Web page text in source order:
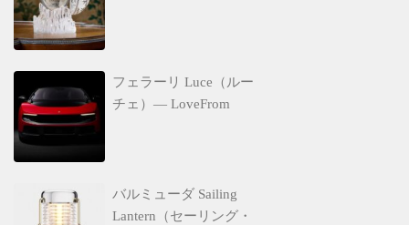
フェラーリ Luce（ルー
チェ）— LoveFrom
バルミューダ Sailing
Lantern（セーリング・